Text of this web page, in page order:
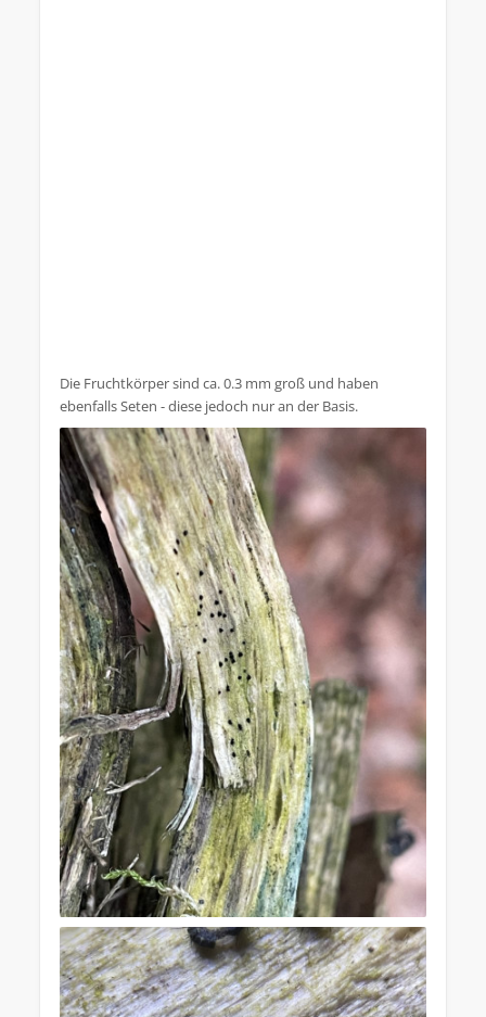
Die Fruchtkörper sind ca. 0.3 mm groß und haben
ebenfalls Seten - diese jedoch nur an der Basis.